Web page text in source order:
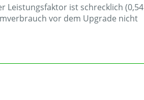
Leistungsfaktor ist schrecklich (0,54
vor dem Upgrade nicht